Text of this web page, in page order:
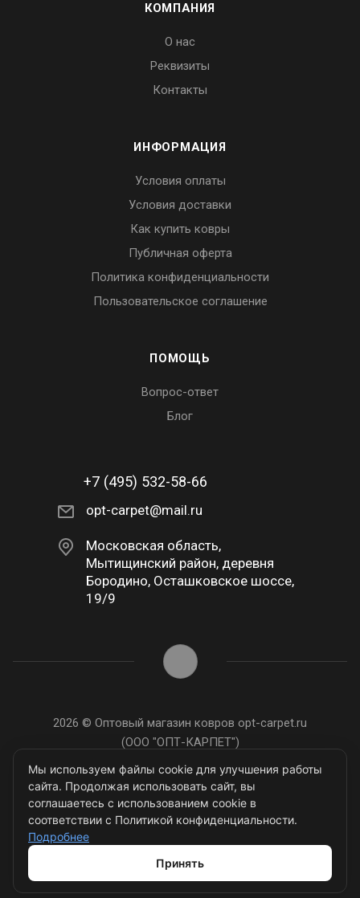
КОМПАНИЯ
О нас
Реквизиты
Контакты
ИНФОРМАЦИЯ
Условия оплаты
Условия доставки
Как купить ковры
Публичная оферта
Политика конфиденциальности
Пользовательское соглашение
ПОМОЩЬ
Вопрос-ответ
Блог
+7 (495) 532-58-66
opt-carpet@mail.ru
Московская область,
Мытищинский район, деревня
Бородино, Осташковское шоссе,
19/9
2026 © Оптовый магазин ковров opt-carpet.ru
(ООО "ОПТ-КАРПЕТ")
ИНН: 7743907105
Мы используем файлы cookie для улучшения работы
сайта. Продолжая использовать сайт, вы
соглашаетесь с использованием cookie в
соответствии с Политикой конфиденциальности.
Подробнее
Принять